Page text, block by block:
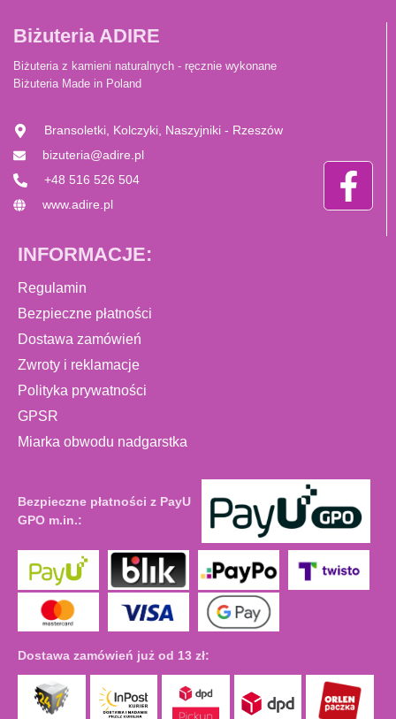
Biżuteria ADIRE
Biżuteria z kamieni naturalnych - ręcznie wykonane
Biżuteria Made in Poland
Bransoletki, Kolczyki, Naszyjniki - Rzeszów
bizuteria@adire.pl
+48 516 526 504
www.adire.pl
INFORMACJE:
Regulamin
Bezpieczne płatności
Dostawa zamówień
Zwroty i reklamacje
Polityka prywatności
GPSR
Miarka obwodu nadgarstka
Bezpieczne płatności z PayU
GPO m.in.:
Dostawa zamówień już od 13 zł: